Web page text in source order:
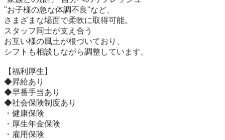
"お子様の急な体調不良"など、
さまざまな場面で柔軟に取得可能。
スタッフ同士が支え合う
お互い様の風土が根づいており、
シフトも相談しながら調整しています。
【福利厚生】
◆昇給あり
◆早番手当あり
◆社会保険制度あり
・健康保険
・厚生年金保険
・雇用保険